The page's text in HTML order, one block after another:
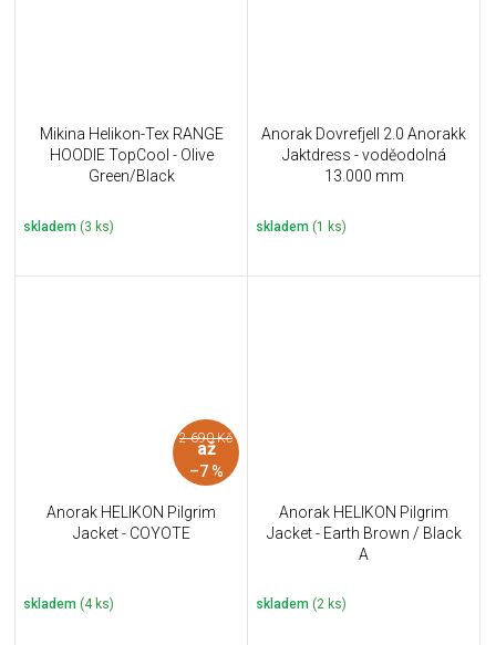
Mikina Helikon-Tex RANGE
HOODIE TopCool - Olive
Green/Black
skladem (3 ks)
Anorak Dovrefjell 2.0 Anorakk
Jaktdress - voděodolná
13.000 mm
skladem (1 ks)
2 690 Kč
až
–7 %
Anorak HELIKON Pilgrim
Jacket - COYOTE
skladem (4 ks)
Anorak HELIKON Pilgrim
Jacket - Earth Brown / Black
A
skladem (2 ks)